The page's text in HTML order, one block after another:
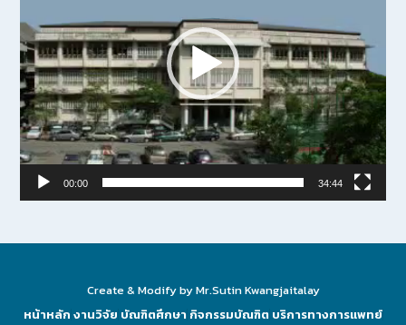
00:00 34:44
Create & Modify by Mr.Sutin Kwangjaitalay
หน้าหลัก งานวิจัย บัณฑิตศึกษา กิจกรรมบัณฑิต บริการทางการแพทย์